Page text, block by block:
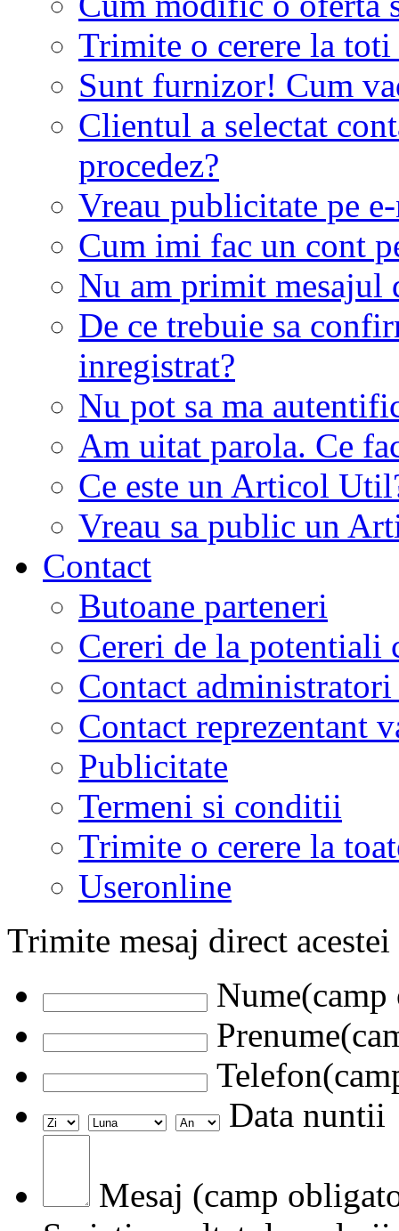
Trimite o cerere la
Sunt furnizor! Cum
Clientul a selectat
procedez?
Vreau publicitate pe
Cum imi fac un cont
Nu am primit mesajul
De ce trebuie sa
inregistrat?
Nu pot sa ma
Am uitat parola. Ce
Ce este un Articol
Vreau sa public un
Contact
Butoane parteneri
Cereri de la potentiali
Contact
Contact reprezentant
Publicitate
Termeni si conditii
Trimite o cerere la
Useronline
Trimite mesaj direct
Data nuntii
Mesaj (camp